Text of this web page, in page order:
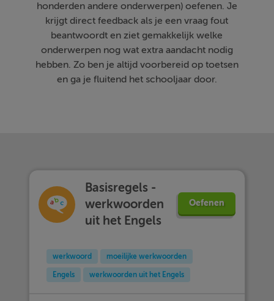
honderden andere onderwerpen) oefenen. Je
krijgt direct feedback als je een vraag fout
beantwoordt en ziet gemakkelijk welke
onderwerpen nog wat extra aandacht nodig
hebben. Zo ben je altijd voorbereid op toetsen
en ga je fluitend het schooljaar door.
Basisregels -
werkwoorden
uit het Engels
Oefenen
werkwoord moeilijke werkwoorden
Engels werkwoorden uit het Engels